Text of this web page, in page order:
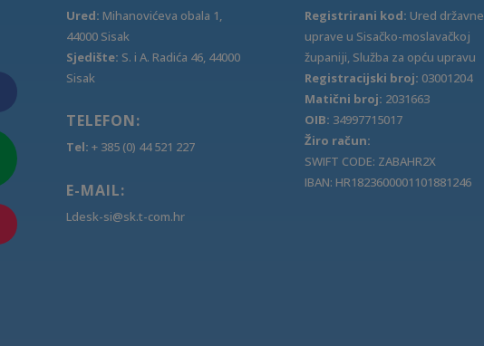
Ured: Mihanovićeva obala 1,
44000 Sisak
Sjedište: S. i A. Radića 46, 44000
Sisak
TELEFON:
Tel: + 385 (0) 44 521 227
E-MAIL:
Ldesk-si@sk.t-com.hr
Registrirani kod: Ured državne
uprave u Sisačko-moslavačkoj
županiji, Služba za opću upravu
Registracijski broj: 03001204
Matični broj: 2031663
OIB: 34997715017
Žiro račun:
SWIFT CODE: ZABAHR2X
IBAN: HR1823600001101881246